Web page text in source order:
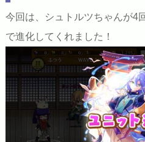
今回は、シュトルツちゃんが4
で進化してくれました！